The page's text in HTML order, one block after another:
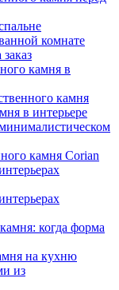
комнате
камня в
камня
в интерьере
камня Corian
когда форма
на кухню
из